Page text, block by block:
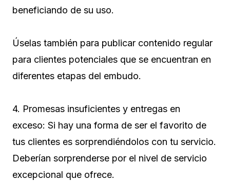
beneficiando de su uso.
Úselas también para publicar contenido regular
para clientes potenciales que se encuentran en
diferentes etapas del embudo.
4. Promesas insuficientes y entregas en
exceso: Si hay una forma de ser el favorito de
tus clientes es sorprendiéndolos con tu servicio.
Deberían sorprenderse por el nivel de servicio
excepcional que ofrece.